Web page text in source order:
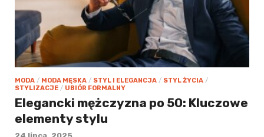
MODA / MODA MĘSKA / STYL I ELEGANCJA / STYL ŻYCIA /
STYLIZACJE / UBIÓR FORMALNY
Elegancki mężczyzna po 50: Kluczowe
elementy stylu